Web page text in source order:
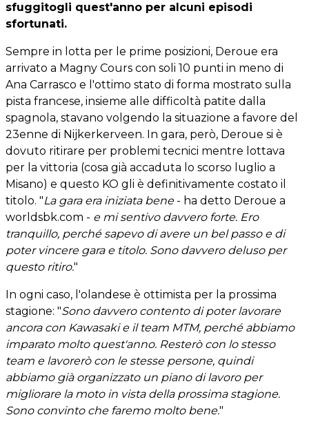
sfuggitogli quest'anno per alcuni episodi
sfortunati.
Sempre in lotta per le prime posizioni, Deroue era
arrivato a Magny Cours con soli 10 punti in meno di
Ana Carrasco e l'ottimo stato di forma mostrato sulla
pista francese, insieme alle difficoltà patite dalla
spagnola, stavano volgendo la situazione a favore del
23enne di Nijkerkerveen. In gara, però, Deroue si è
dovuto ritirare per problemi tecnici mentre lottava
per la vittoria (cosa già accaduta lo scorso luglio a
Misano) e questo KO gli è definitivamente costato il
titolo. "La gara era iniziata bene- ha detto Deroue a
worldsbk.com - e mi sentivo davvero forte. Ero
tranquillo, perché sapevo di avere un bel passo e di
poter vincere gara e titolo. Sono davvero deluso per
questo ritiro."
In ogni caso, l'olandese è ottimista per la prossima
stagione: "Sono davvero contento di poter lavorare
ancora con Kawasaki e il team MTM, perché abbiamo
imparato molto quest'anno. Resterò con lo stesso
team e lavorerò con le stesse persone, quindi
abbiamo già organizzato un piano di lavoro per
migliorare la moto in vista della prossima stagione.
Sono convinto che faremo molto bene."